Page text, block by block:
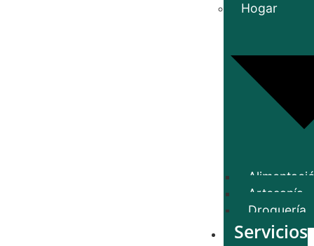
Hogar
Artesanía
Droguería
Servicios